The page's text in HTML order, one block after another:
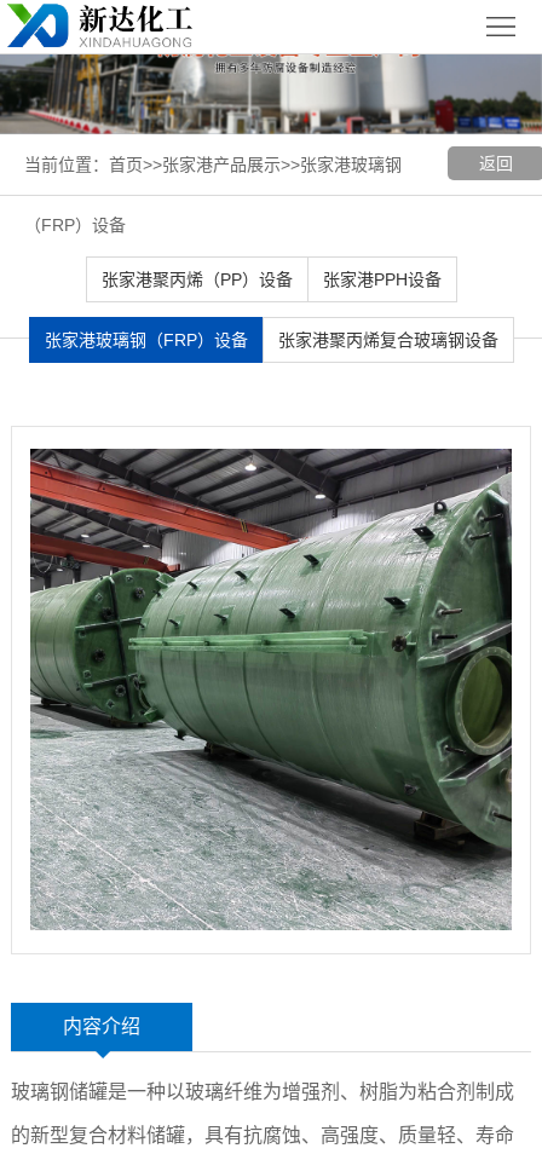
页
关
于
我
新
闻
聚丙烯
玻璃钢
设备
返回
当前位置： 首页>>张家港产品展示>>张家港玻璃钢
（FRP）设备
张家港聚丙烯（PP）设备 张家港PPH设备
张家港玻璃钢（FRP）设备 张家港聚丙烯复合玻璃钢设备
内容介绍
玻璃钢储罐是一种以玻璃纤维为增强剂、树脂为粘合剂制成
的新型复合材料储罐，具有抗腐蚀、高强度、质量轻、寿命